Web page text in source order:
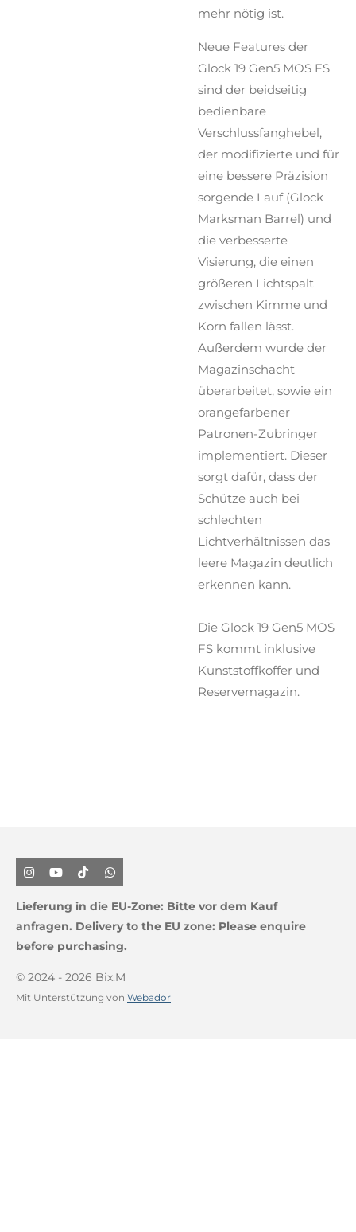
mehr nötig ist.
Neue Features der
Glock 19 Gen5 MOS FS
sind der beidseitig
bedienbare
Verschlussfanghebel,
der modifizierte und für
eine bessere Präzision
sorgende Lauf (Glock
Marksman Barrel) und
die verbesserte
Visierung, die einen
größeren Lichtspalt
zwischen Kimme und
Korn fallen lässt.
Außerdem wurde der
Magazinschacht
überarbeitet, sowie ein
orangefarbener
Patronen-Zubringer
implementiert. Dieser
sorgt dafür, dass der
Schütze auch bei
schlechten
Lichtverhältnissen das
leere Magazin deutlich
erkennen kann.
Die Glock 19 Gen5 MOS
FS kommt inklusive
Kunststoffkoffer und
Reservemagazin.
I
n
t
a
r
m
Y
o
T
u
e
T
i
T
o
W
h
a
t
s
p
Lieferung in die EU-Zone: Bitte vor dem Kauf
anfragen. Delivery to the EU zone: Please enquire
before purchasing.
© 2024 - 2026 Bix.M
Mit Unterstützung von Webador